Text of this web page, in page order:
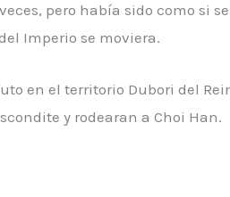
pero había sido como si
Imperio se moviera.
en el territorio Dubori del
y rodearan a Choi Han.